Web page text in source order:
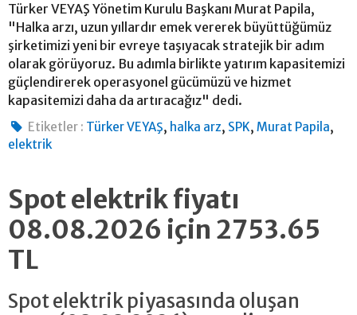
Türker VEYAŞ Yönetim Kurulu Başkanı Murat Papila,
"Halka arzı, uzun yıllardır emek vererek büyüttüğümüz
şirketimizi yeni bir evreye taşıyacak stratejik bir adım
olarak görüyoruz. Bu adımla birlikte yatırım kapasitemizi
güçlendirerek operasyonel gücümüzü ve hizmet
kapasitemizi daha da artıracağız" dedi.
Etiketler : Türker VEYAŞ, halka arz, SPK,Murat Papila,
elektrik
Spot elektrik fiyatı
08.08.2026 için 2753.65
TL
Spot elektrik piyasasında oluşan